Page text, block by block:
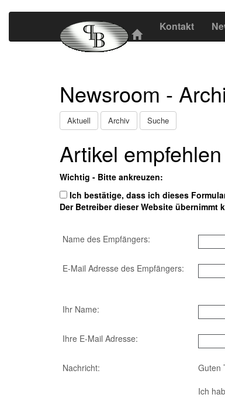
Kontakt
Newsroom -
Aktuell Archiv Suche
Artikel empfehlen
Wichtig - Bitte ankreuzen:
Ich bestätige, dass ich dieses
Der Betreiber dieser Website
Name des Empfängers:
E-Mail Adresse des Empfängers:
Ihr Name:
Ihre E-Mail Adresse:
Nachricht: Guten
Ich